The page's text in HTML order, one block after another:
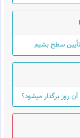
تأیین سطح بشیم